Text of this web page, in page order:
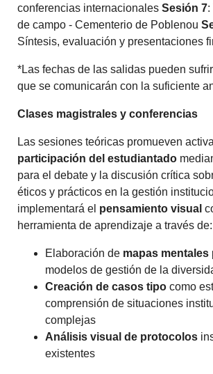
conferencias internacionalesSesión 7:
de campo - Cementerio de Poblenou
Síntesis, evaluación y presentaciones
*Las fechas de las salidas pueden
que se comunicarán con la suficiente
Clases magistrales y conferencias
Las sesiones teóricas promueven
participación del estudiantado
para el debate y la discusión crítica
éticos y prácticos en la gestión
implementará el pensamiento visual
herramienta de aprendizaje a través de:
Elaboración de mapas mentales
modelos de gestión de la
Creación de casos tipo como
comprensión de situaciones
complejas
Análisis visual de protocolos
existentes